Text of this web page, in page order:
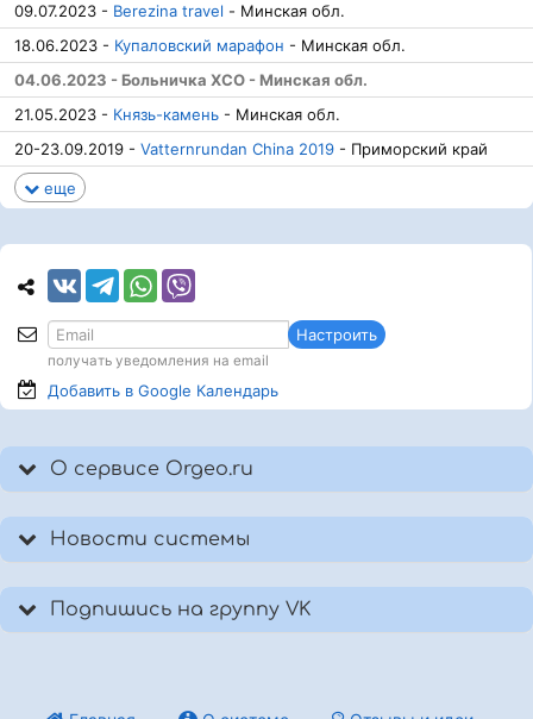
09.07.2023 - Berezina travel - Минская обл.
18.06.2023 - Купаловский марафон - Минская обл.
04.06.2023 - Больничка ХСО - Минская обл.
21.05.2023 - Князь-камень - Минская обл.
20-23.09.2019 - Vatternrundan China 2019 - Приморский край
еще
Настроить
получать уведомления на email
Добавить в Google Календарь
О сервисе Orgeo.ru
Новости системы
Подпишись на группу VK